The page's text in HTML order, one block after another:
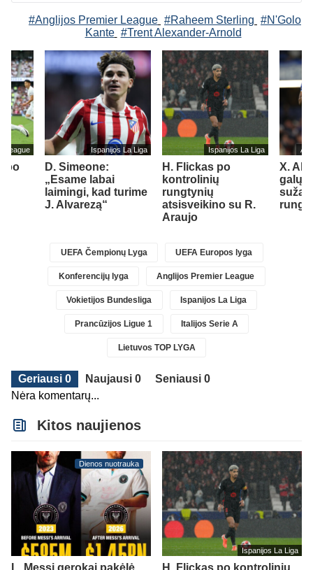
#Anglijos Premier League #Raheem Sterling #N'Golo
Kante #Trent Alexander-Arnold
League
po
Ispanijos La Liga
D. Simeone:
„Esame labai
laimingi, kad turime
J. Alvarezą“
Ispanijos La Liga
H. Flickas po
kontrolinių
rungtynių
atsisveikino su R.
Araujo
X.
galų
UEFA Čempionų Lyga UEFA Europos lyga
Konferencijų lyga Anglijos Premier League
Vokietijos Bundesliga Ispanijos La Liga
Prancūzijos Ligue 1 Italijos Serie A
Lietuvos TOP LYGA
Geriausi 0 Naujausi 0
Seniausi 0
Nėra komentarų...
Kitos naujienos
Dienos nuotrauka
Ispanijos La Liga